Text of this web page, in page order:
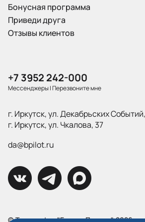
Бонусная программа
Приведи друга
Отзывы клиентов
+7 3952 242-000
Мессенджеры|Перезвоните мне
г. Иркутск, ул. Декабрьских
г. Иркутск, ул. Чкалова, 37
da@bpilot.ru
© Типография "Братья Пилоты", 2026